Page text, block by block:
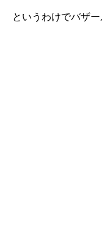
というわけでバザ